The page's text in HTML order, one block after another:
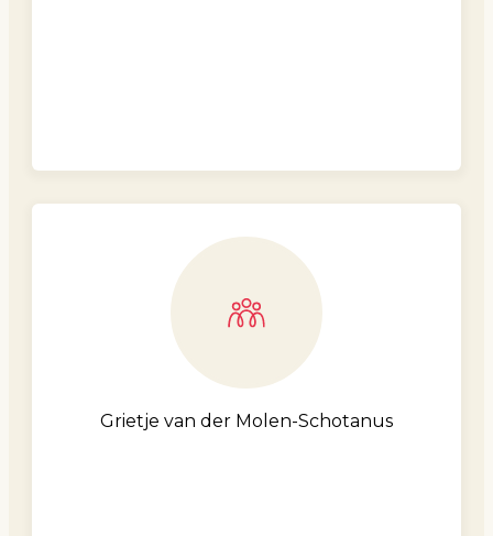
Grietje van der Molen-Schotanus